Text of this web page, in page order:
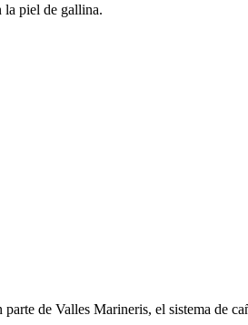
la piel de gallina.
de Valles Marineris, el sistema de